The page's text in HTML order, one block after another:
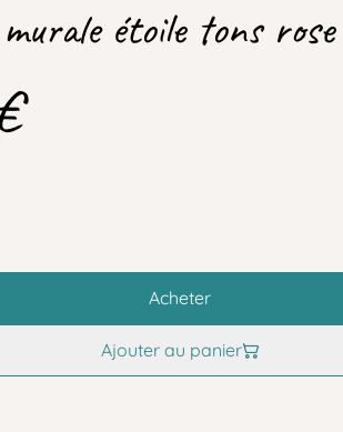
étoile tons
Acheter
Ajouter au panier